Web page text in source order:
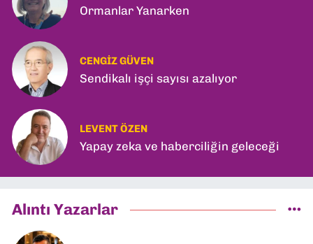
Ormanlar Yanarken
CENGIZ GÜVEN
Sendikalı işçi sayısı azalıyor
LEVENT ÖZEN
Yapay zeka ve haberciliğin geleceği
Alıntı Yazarlar